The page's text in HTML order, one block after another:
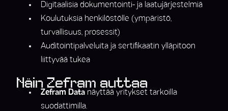
Digitaalisia dokumentointi- ja laatujärjestelmiä
Koulutuksia henkilöstölle (ympäristö,
turvallisuus, prosessit)
Auditointipalveluita ja sertifikaatin ylläpitoon
liittyvää tukea
Näin Zefram auttaa
Zefram Data näyttää yritykset tarkoilla
suodattimilla.